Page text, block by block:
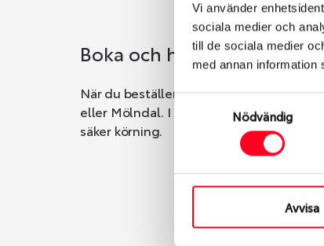
Vi använder
sociala medier och
till de sociala medier
med annan information
Samtyckesval
Nödvändig
Avvisa
Boka och hämta hos
När du beställer dina nya däck eller
eller Mölndal. I beställningen anger du
säker körning.